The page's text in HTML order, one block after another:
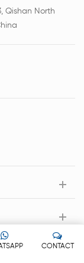
Qishan North
CONTACT